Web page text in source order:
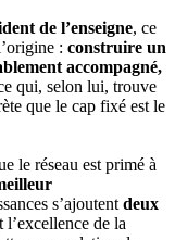
de l’enseigne, ce
: construire un
accompagné,
qui, selon lui, trouve
que le cap fixé est le
le réseau est primé à
s’ajoutent deux
l’excellence de la